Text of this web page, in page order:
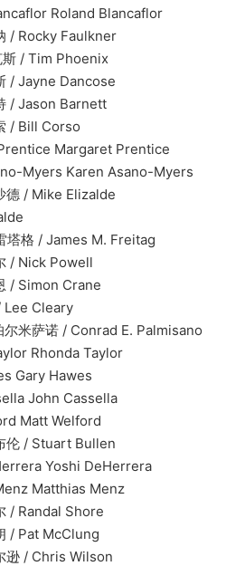
Roland Blancaflor
Faulkner
Phoenix
Dancose
Barnett
Corso
Margaret Prentice
Karen Asano-Myers
Elizalde
格 / James M. Freitag
Powell
Crane
Cleary
诺 / Conrad E. Palmisano
Taylor
Hawes
John Cassella
Welford
Bullen
Yoshi DeHerrera
Menz
Shore
McClung
Wilson